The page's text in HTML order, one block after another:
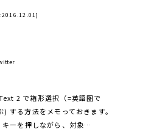
2016.12.01]
2 で箱形選択（=英語圏で
る方法をメモっておきます。
ーを押しながら、対象…